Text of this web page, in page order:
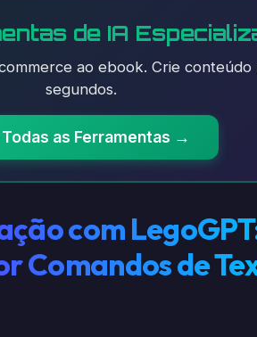
de IA
ao ebook. Crie conteúdo
segundos.
as Ferramentas →
com
Comandos de